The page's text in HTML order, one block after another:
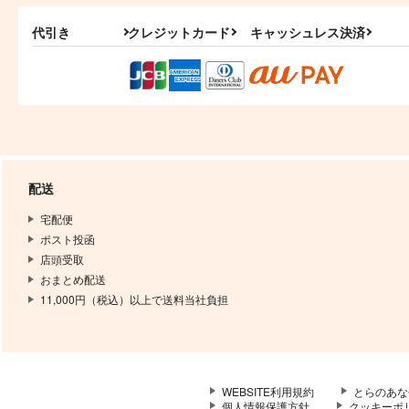
代引き クレジットカード キャッシュレス決済
配送
宅配便
ポスト投函
店頭受取
おまとめ配送
11,000円（税込）以上で送料当社負担
WEBSITE利用規約
とらのあ
個人情報保護方針
クッキーポ